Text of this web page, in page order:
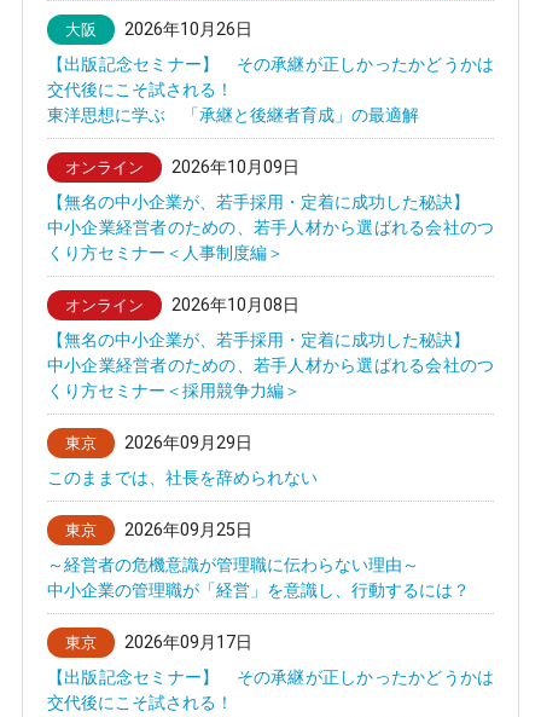
大阪
2026年10月26日
【出版記念セミナー】 その承継が正しかったかどうかは
交代後にこそ試される！
東洋思想に学ぶ 「承継と後継者育成」の最適解
オンライン
2026年10月09日
【無名の中小企業が、若手採用・定着に成功した秘訣】
中小企業経営者のための、若手人材から選ばれる会社のつ
くり方セミナー＜人事制度編＞
オンライン
2026年10月08日
【無名の中小企業が、若手採用・定着に成功した秘訣】
中小企業経営者のための、若手人材から選ばれる会社のつ
くり方セミナー＜採用競争力編＞
東京
2026年09月29日
このままでは、社長を辞められない
東京
2026年09月25日
～経営者の危機意識が管理職に伝わらない理由～
中小企業の管理職が「経営」を意識し、行動するには？
東京
2026年09月17日
【出版記念セミナー】 その承継が正しかったかどうかは
交代後にこそ試される！